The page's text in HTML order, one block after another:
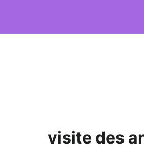
visite des